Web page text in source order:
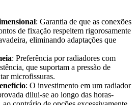
: Garantia de que as conexões
de fixação respeitem rigorosamente
eliminando adaptações que
: Preferência por radiadores com
que suportam a pressão de
microfissuras.
: O investimento em um radiador
dilui-se ao longo das horas-